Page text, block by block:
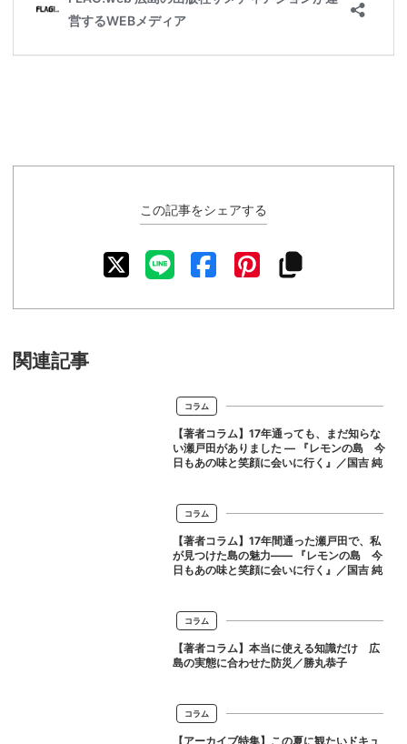
この記事をシェアする
関連記事
コラム
【著者コラム】17年通っても、まだ知らな
い瀬戸田がありました ― 『レモンの島 今
日もあの味と笑顔に会いに行く』／国吉 純
コラム
【著者コラム】17年間通った瀬戸田で、私
が見つけた島の魅力―― 『レモンの島 今
日もあの味と笑顔に会いに行く』／国吉 純
コラム
【著者コラム】本当に使える知識だけ 広
島の実態に合わせた防災／勝丸恭子
コラム
【アーカイブ特集】この夏に観たいドキュ